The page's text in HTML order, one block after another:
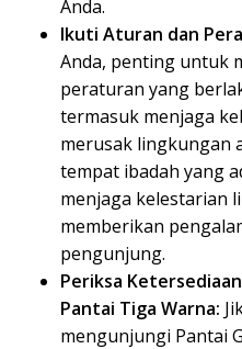
Anda.
Ikuti Aturan dan
Anda, penting untuk
peraturan yang
termasuk menjaga
merusak lingkungan
tempat ibadah yang
menjaga kelestarian
memberikan
pengunjung.
Periksa
Pantai Tiga Warna:
mengunjungi Pantai